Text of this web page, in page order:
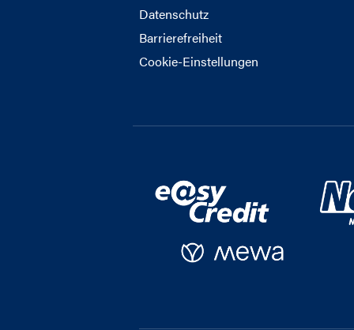
Datenschutz
Barrierefreiheit
Cookie-Einstellungen